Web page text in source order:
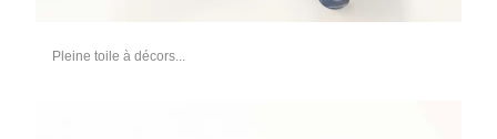
Pleine toile à décors...